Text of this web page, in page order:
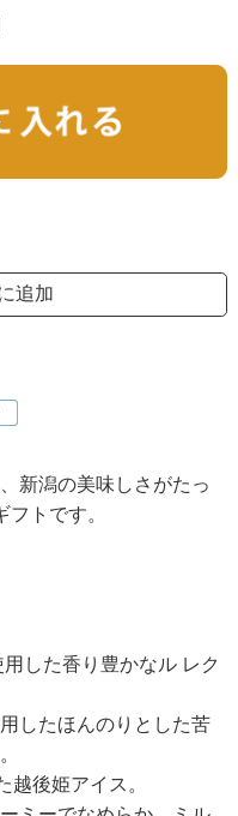
追加
新潟の美味しさがたっ
トです。
した香り豊かなル レク
したほんのりとした苦
越後姫アイス。